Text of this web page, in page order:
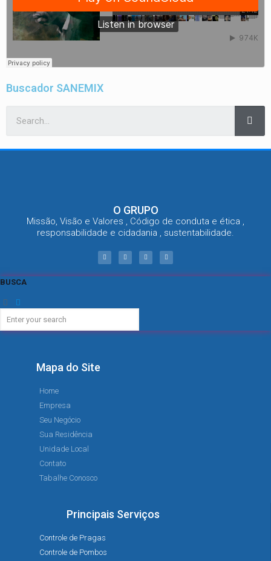
Buscador SANEMIX
O GRUPO
Missão, Visão e Valores , Código de conduta e ética ,
responsabilidade e cidadania , sustentabilidade.
BUSCA
Mapa do Site
Home
Empresa
Seu Negócio
Sua Residência
Unidade Local
Contato
Tabalhe Conosco
Principais Serviços
Controle de Pragas
Controle de Pombos